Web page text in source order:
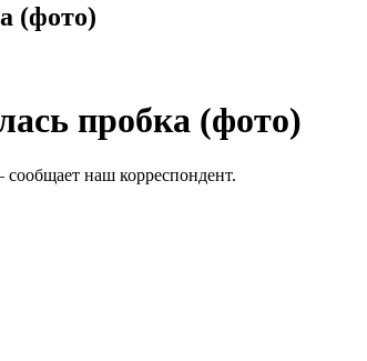
(фото)
пробка (фото)
сообщает наш корреспондент.